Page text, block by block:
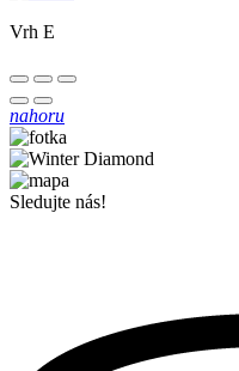
Vrh E
nahoru
Sledujte nás!